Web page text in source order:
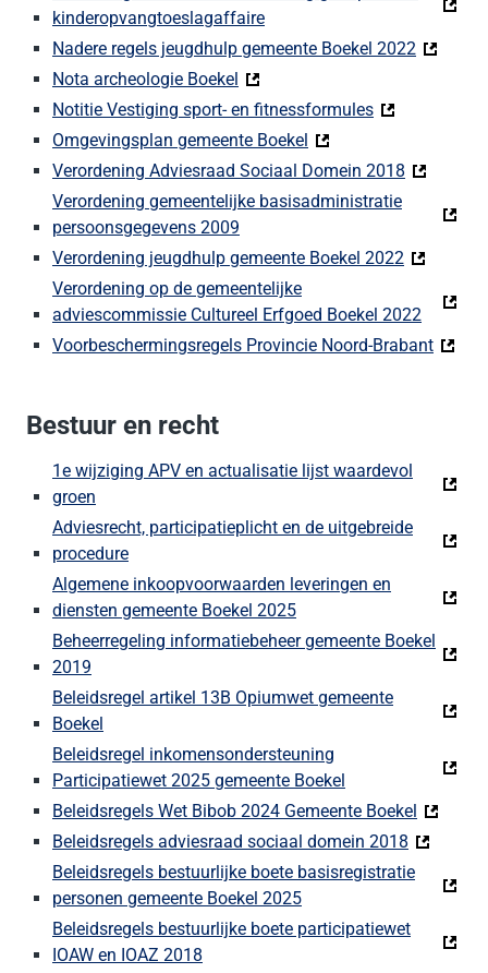
kinderopvangtoeslagaffaire
Nadere regels jeugdhulp gemeente Boekel 2022
Nota archeologie Boekel
Notitie Vestiging sport- en fitnessformules
Omgevingsplan gemeente Boekel
Verordening Adviesraad Sociaal Domein 2018
Verordening gemeentelijke basisadministratie
persoonsgegevens 2009
Verordening jeugdhulp gemeente Boekel 2022
Verordening op de gemeentelijke
adviescommissie Cultureel Erfgoed Boekel 2022
Voorbeschermingsregels Provincie Noord-Brabant
Bestuur en recht
1e wijziging APV en actualisatie lijst waardevol
groen
Adviesrecht, participatieplicht en de uitgebreide
procedure
Algemene inkoopvoorwaarden leveringen en
diensten gemeente Boekel 2025
Beheerregeling informatiebeheer gemeente Boekel
2019
Beleidsregel artikel 13B Opiumwet gemeente
Boekel
Beleidsregel inkomensondersteuning
Participatiewet 2025 gemeente Boekel
Beleidsregels Wet Bibob 2024 Gemeente Boekel
Beleidsregels adviesraad sociaal domein 2018
Beleidsregels bestuurlijke boete basisregistratie
personen gemeente Boekel 2025
Beleidsregels bestuurlijke boete participatiewet
IOAW en IOAZ 2018